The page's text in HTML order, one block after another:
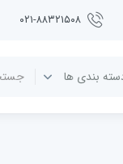
۰۲۱-۸۸۳۲۱۵۰۸